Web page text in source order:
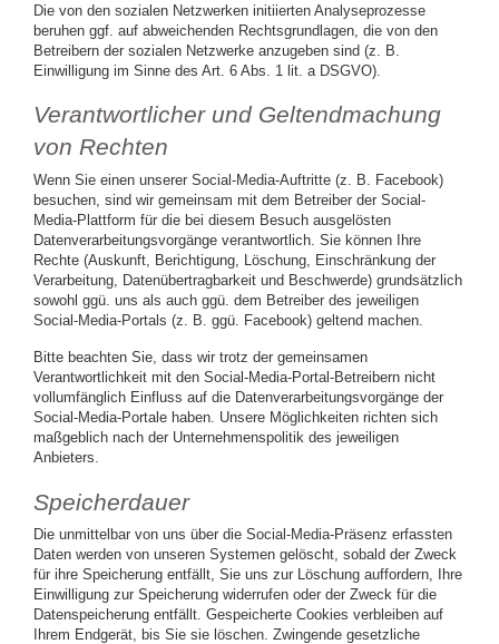
Die von den sozialen Netzwerken initiierten Analyseprozesse
beruhen ggf. auf abweichenden Rechtsgrundlagen, die von den
Betreibern der sozialen Netzwerke anzugeben sind (z. B.
Einwilligung im Sinne des Art. 6 Abs. 1 lit. a DSGVO).
Verantwortlicher und Geltendmachung
von Rechten
Wenn Sie einen unserer Social-Media-Auftritte (z. B. Facebook)
besuchen, sind wir gemeinsam mit dem Betreiber der Social-
Media-Plattform für die bei diesem Besuch ausgelösten
Datenverarbeitungsvorgänge verantwortlich. Sie können Ihre
Rechte (Auskunft, Berichtigung, Löschung, Einschränkung der
Verarbeitung, Datenübertragbarkeit und Beschwerde) grundsätzlich
sowohl ggü. uns als auch ggü. dem Betreiber des jeweiligen
Social-Media-Portals (z. B. ggü. Facebook) geltend machen.
Bitte beachten Sie, dass wir trotz der gemeinsamen
Verantwortlichkeit mit den Social-Media-Portal-Betreibern nicht
vollumfänglich Einfluss auf die Datenverarbeitungsvorgänge der
Social-Media-Portale haben. Unsere Möglichkeiten richten sich
maßgeblich nach der Unternehmenspolitik des jeweiligen
Anbieters.
Speicherdauer
Die unmittelbar von uns über die Social-Media-Präsenz erfassten
Daten werden von unseren Systemen gelöscht, sobald der Zweck
für ihre Speicherung entfällt, Sie uns zur Löschung auffordern, Ihre
Einwilligung zur Speicherung widerrufen oder der Zweck für die
Datenspeicherung entfällt. Gespeicherte Cookies verbleiben auf
Ihrem Endgerät, bis Sie sie löschen. Zwingende gesetzliche